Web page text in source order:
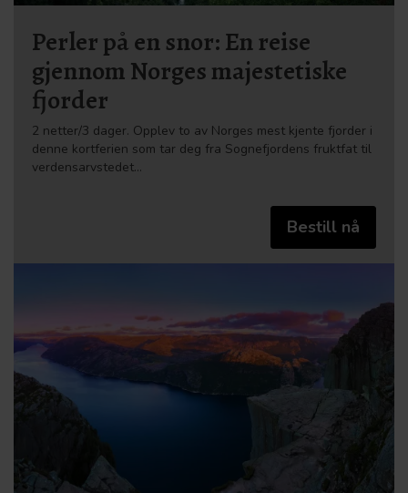
Perler på en snor: En reise
gjennom Norges majestetiske
fjorder
2 netter/3 dager. Opplev to av Norges mest kjente fjorder i
denne kortferien som tar deg fra Sognefjordens fruktfat til
verdensarvstedet…
Bestill nå